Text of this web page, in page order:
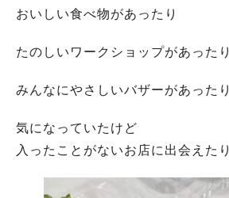
おいしい食べ物があったり
たのしいワークショップがあったり
みんなにやさしいバザーがあったり
気になっていたけど
入ったことがないお店に出会えたり